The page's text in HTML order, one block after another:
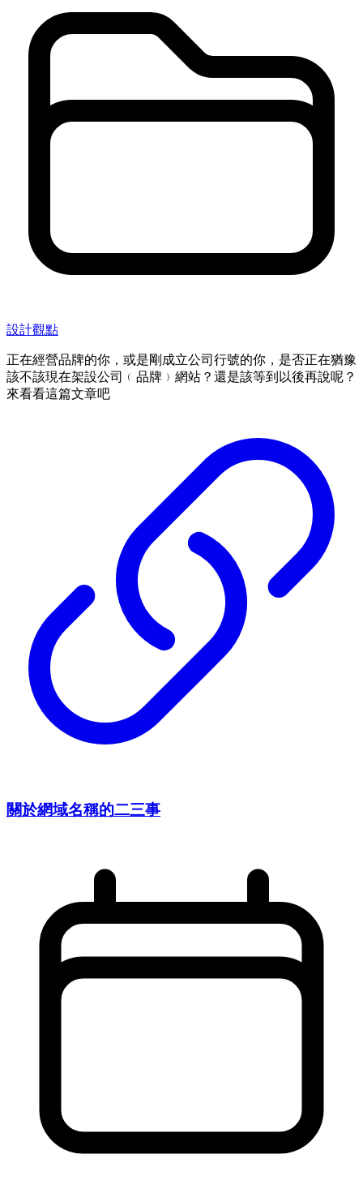
設計觀點
正在經營品牌的你，或是剛成立公司行號的你，是否正在猶豫
該不該現在架設公司﹙品牌﹚網站？還是該等到以後再說呢？
來看看這篇文章吧
關於網域名稱的二三事